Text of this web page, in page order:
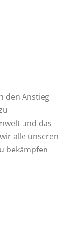
den Anstieg
und das
alle unseren
bekämpfen